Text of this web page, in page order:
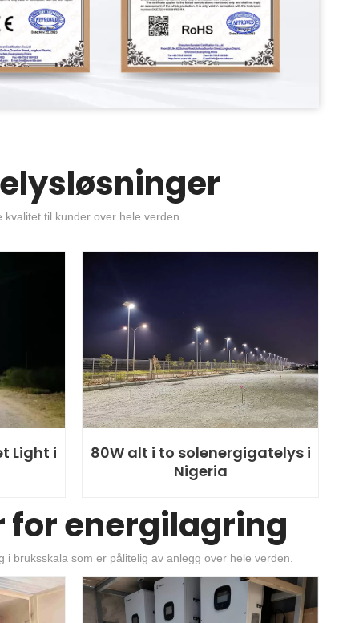
til kunder over hele verden.
Light i
80W alt i to solenergigatelys i
Nigeria
for energilagring
bruksskala som er pålitelig av anlegg over hele verden.